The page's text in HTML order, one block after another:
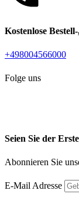
Kostenlose
+498004566000
Folge uns
Seien Sie der
Abonnieren Sie
E-Mail Adresse